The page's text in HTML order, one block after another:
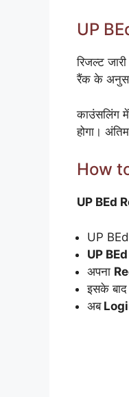
UP
रिजल्ट
रैंक के
काउंसलिंग में
होगा।
How
UP BEd
UP
UP
अपना
इसके बाद
अब